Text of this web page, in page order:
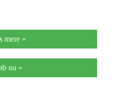
mere »
nu »